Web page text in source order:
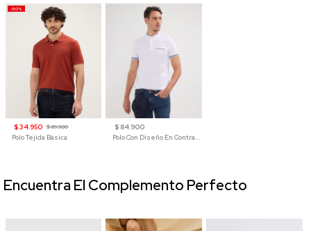
-50%
$ 34.950 $ 69.900
Polo Tejida Básica
$ 84.900
Polo Con Diseño En Contraste
Encuentra El Complemento Perfecto